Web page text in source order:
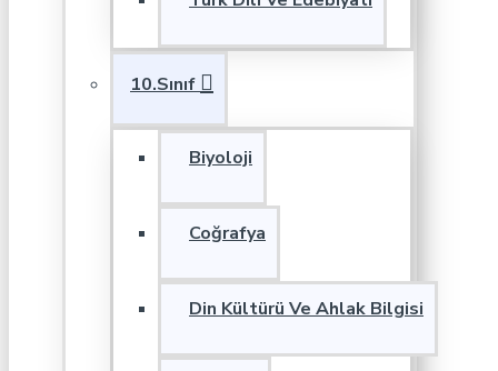
10.Sınıf
Biyoloji
Coğrafya
Din Kültürü Ve Ahlak Bilgisi